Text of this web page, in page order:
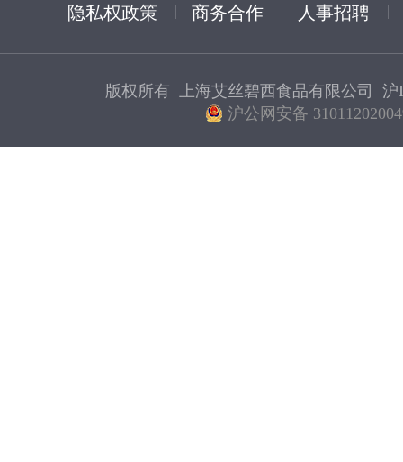
隐私权政策 商务合作 人事招聘
版权所有 上海艾丝碧西食品有限公司 沪
沪公网安备